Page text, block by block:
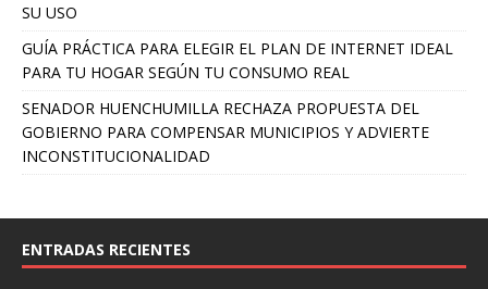
SU USO
GUÍA PRÁCTICA PARA ELEGIR EL PLAN DE INTERNET IDEAL
PARA TU HOGAR SEGÚN TU CONSUMO REAL
SENADOR HUENCHUMILLA RECHAZA PROPUESTA DEL
GOBIERNO PARA COMPENSAR MUNICIPIOS Y ADVIERTE
INCONSTITUCIONALIDAD
ENTRADAS RECIENTES